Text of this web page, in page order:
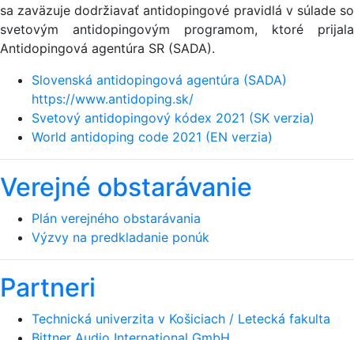
sa zaväzuje dodržiavať antidopingové pravidlá v súlade so
svetovým antidopingovým programom, ktoré prijala
Antidopingová agentúra SR (SADA).
Slovenská antidopingová agentúra (SADA)
https://www.antidoping.sk/
Svetový antidopingový kódex 2021 (SK verzia)
World antidoping code 2021 (EN verzia)
Verejné obstarávanie
Plán verejného obstarávania
Výzvy na predkladanie ponúk
Partneri
Technická univerzita v Košiciach / Letecká fakulta